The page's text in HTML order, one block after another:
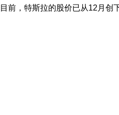
目前，特斯拉的股价已从12月创